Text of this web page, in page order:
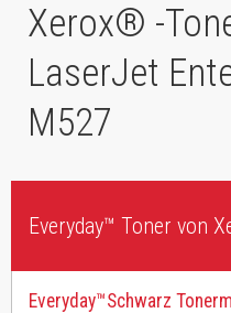
Xerox® -
LaserJet
M527
Everyday™ Toner von
Everyday™Schwarz